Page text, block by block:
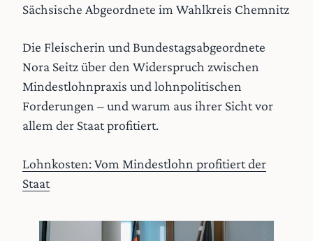
Sächsische Abgeordnete im Wahlkreis Chemnitz
Die Fleischerin und Bundestagsabgeordnete
Nora Seitz über den Widerspruch zwischen
Mindestlohnpraxis und lohnpolitischen
Forderungen – und warum aus ihrer Sicht vor
allem der Staat profitiert.
Lohnkosten: Vom Mindestlohn profitiert der
Staat